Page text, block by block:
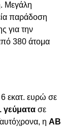
Μεγάλη
παράδοση
για την
380 άτομα
εκατ. ευρώ σε
γεύματα σε
η ΑΒ